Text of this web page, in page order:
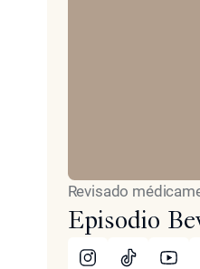
Revisado
Episodio